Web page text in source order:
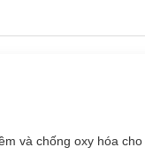
Aqua Gel Cream:
và chống oxy hóa cho